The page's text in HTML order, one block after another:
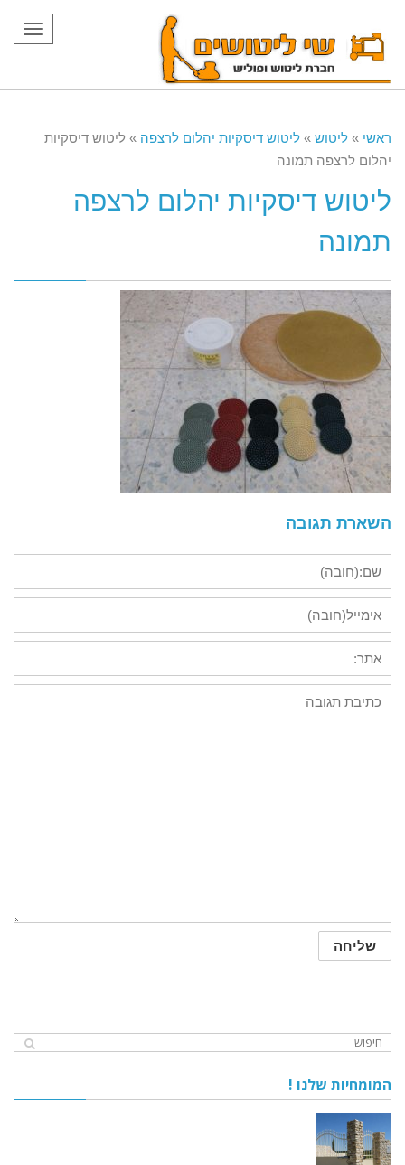
ראשי » ליטוש » ליטוש דיסקיות יהלום לרצפה » ליטוש דיסקיות
יהלום לרצפה תמונה
ליטוש דיסקיות יהלום לרצפה
תמונה
השארת תגובה
המומחיות שלנו !